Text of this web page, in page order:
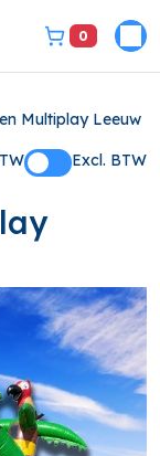
bel ons
0
Multiplay Leeuw
Excl. BTW